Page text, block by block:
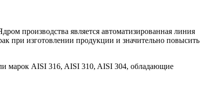
производства является автоматизированная линия
при изготовлении продукции и значительно повысить
марок AISI 316, AISI 310, AISI 304, обладающие